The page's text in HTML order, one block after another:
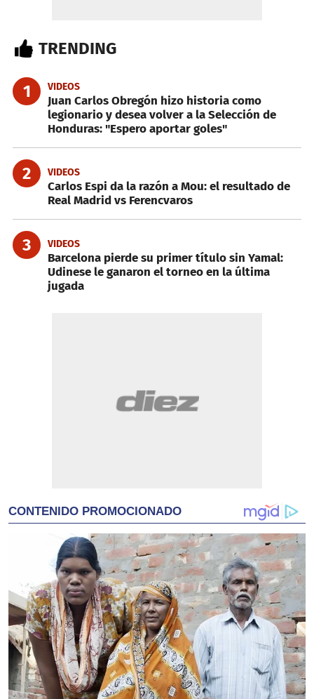
TRENDING
1 VIDEOS
Juan Carlos Obregón hizo historia como
legionario y desea volver a la Selección de
Honduras: "Espero aportar goles"
2 VIDEOS
Carlos Espi da la razón a Mou: el resultado de
Real Madrid vs Ferencvaros
3 VIDEOS
Barcelona pierde su primer título sin Yamal:
Udinese le ganaron el torneo en la última
jugada